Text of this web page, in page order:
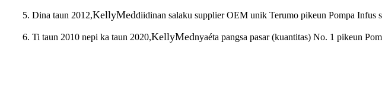
5. Dina taun 2012,KellyMeddiidinan salaku supplier OEM unik Terumo pikeun Pompa Infus
6. Ti taun 2010 nepi ka taun 2020,KellyMednyaéta pangsa pasar (kuantitas) No. 1 pikeun